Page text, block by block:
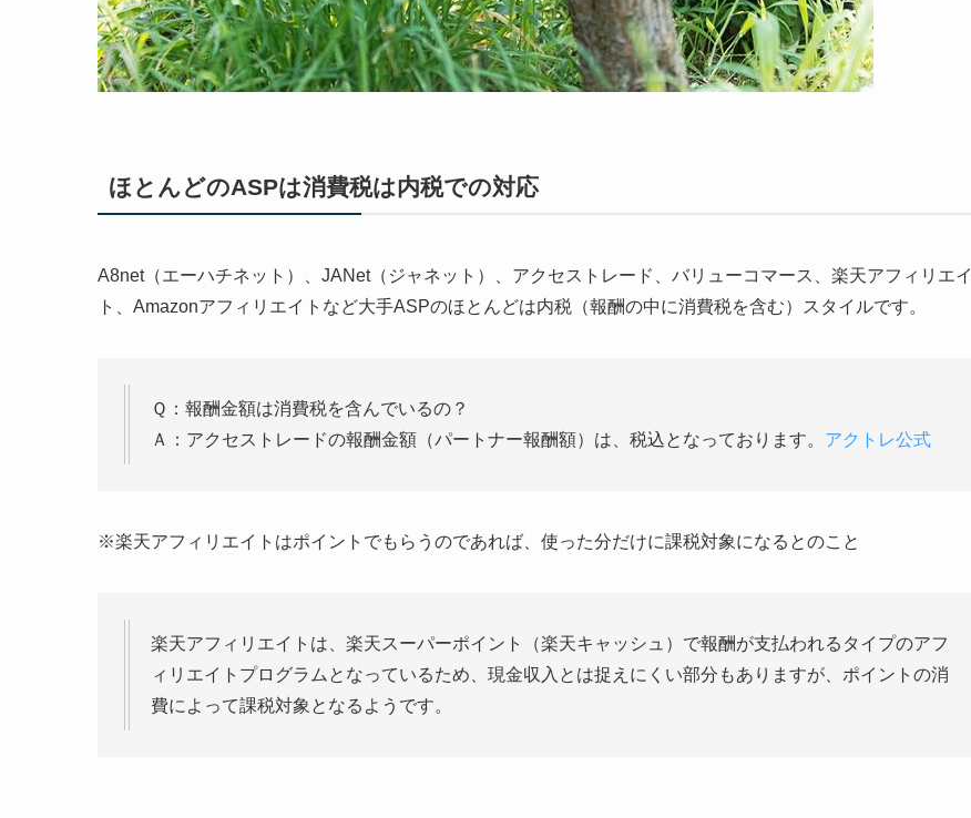
ほとんどのASPは消費税は内税での対応
A8net（エーハチネット）、JANet（ジャネット）、アクセストレード、バリューコマース、楽天アフィリエイ
ト、Amazonアフィリエイトなど大手ASPのほとんどは内税（報酬の中に消費税を含む）スタイルです。
Ｑ：報酬金額は消費税を含んでいるの？
Ａ：アクセストレードの報酬金額（パートナー報酬額）は、税込となっております。 アクトレ公式
※楽天アフィリエイトはポイントでもらうのであれば、使った分だけに課税対象になるとのこと
楽天アフィリエイトは、楽天スーパーポイント（楽天キャッシュ）で報酬が支払われるタイプのアフ
ィリエイトプログラムとなっているため、現金収入とは捉えにくい部分もありますが、ポイントの消
費によって課税対象となるようです。